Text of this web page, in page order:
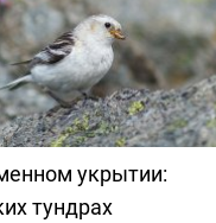
укрытии:
тундрах